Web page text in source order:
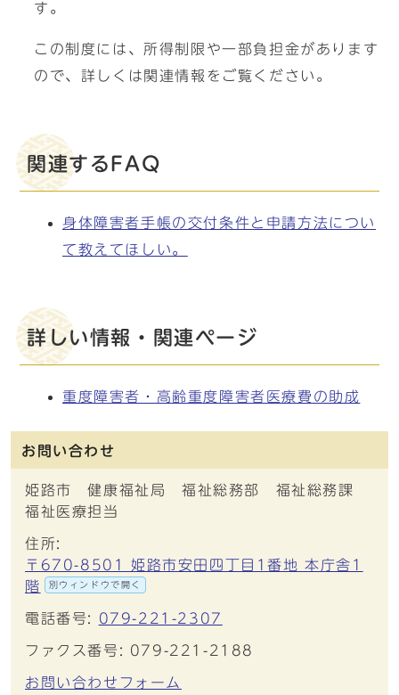
す。
この制度には、所得制限や一部負担金があります
ので、詳しくは関連情報をご覧ください。
関連するFAQ
身体障害者手帳の交付条件と申請方法につい
て教えてほしい。
詳しい情報・関連ページ
重度障害者・高齢重度障害者医療費の助成
お問い合わせ
姫路市 健康福祉局 福祉総務部 福祉総務課
福祉医療担当
住所:
〒670-8501 姫路市安田四丁目1番地 本庁舎1
階
別ウィンドウで開く
電話番号: 079-221-2307
ファクス番号: 079-221-2188
お問い合わせフォーム